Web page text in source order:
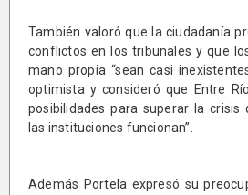
También valoró que la ciudadanía
conflictos en los tribunales y que
mano propia “sean casi
optimista y consideró que Entre
posibilidades para superar la crisis
las instituciones funcionan”.
Además Portela expresó su